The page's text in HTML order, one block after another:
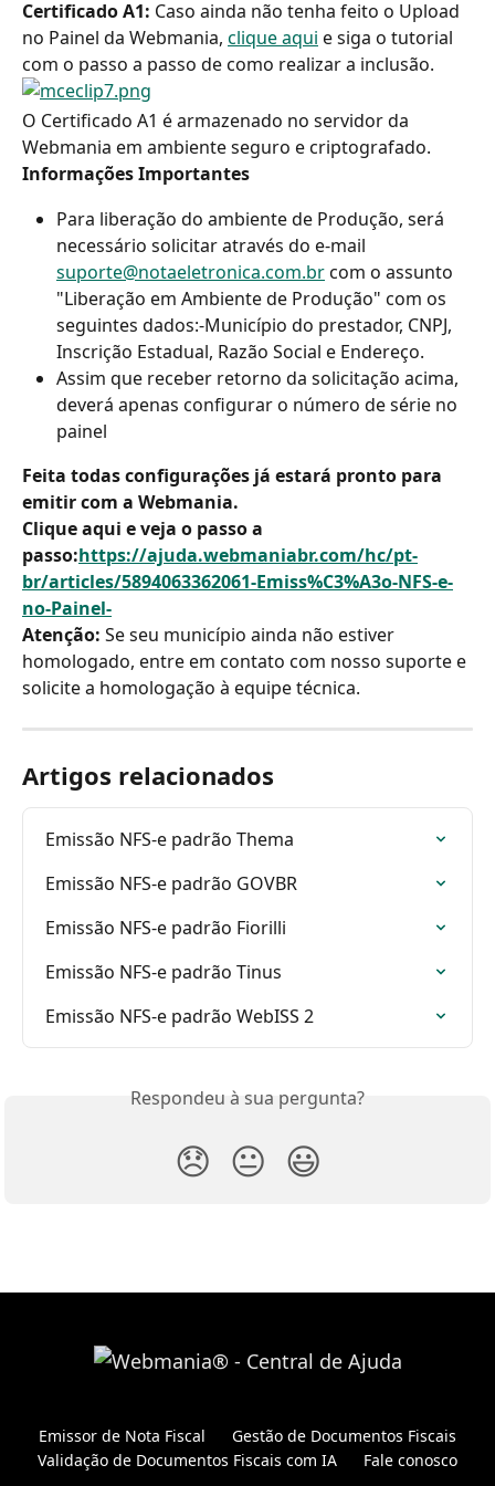
Certificado A1: Caso ainda não tenha feito o Upload
no Painel da Webmania, clique aqui e siga o tutorial
com o passo a passo de como realizar a inclusão.
O Certificado A1 é armazenado no servidor da
Webmania em ambiente seguro e criptografado.
Informações Importantes
Para liberação do ambiente de Produção, será
necessário solicitar através do e-mail
suporte@notaeletronica.com.br com o assunto
"Liberação em Ambiente de Produção" com os
seguintes dados:-Município do prestador, CNPJ,
Inscrição Estadual, Razão Social e Endereço.
Assim que receber retorno da solicitação acima,
deverá apenas configurar o número de série no
painel
Feita todas configurações já estará pronto para
emitir com a Webmania.
Clique aqui e veja o passo a
passo:https://ajuda.webmaniabr.com/hc/pt-
br/articles/5894063362061-Emiss%C3%A3o-NFS-e-
no-Painel-
Atenção: Se seu município ainda não estiver
homologado, entre em contato com nosso suporte e
solicite a homologação à equipe técnica.
Artigos relacionados
Emissão NFS-e padrão Thema
Emissão NFS-e padrão GOVBR
Emissão NFS-e padrão Fiorilli
Emissão NFS-e padrão Tinus
Emissão NFS-e padrão WebISS 2
Respondeu à sua pergunta?
😞 😐 😃
Emissor de Nota Fiscal
Gestão de Documentos Fiscais
Validação de Documentos Fiscais com IA
Fale conosco